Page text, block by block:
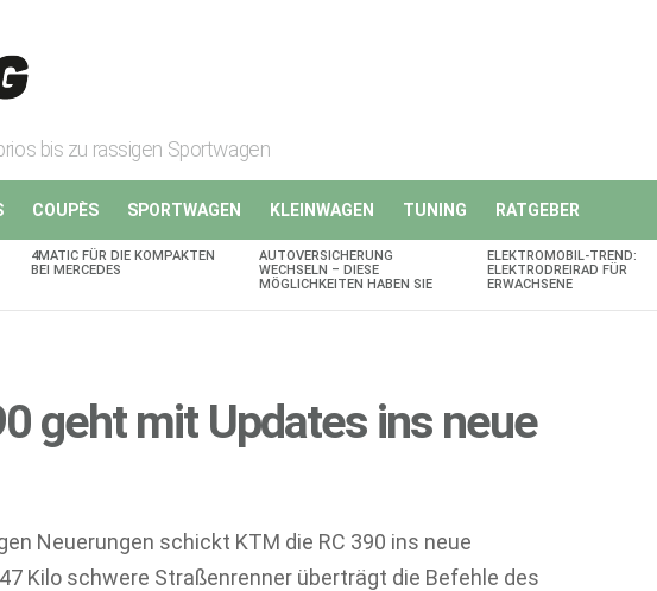
bis zu rassigen Sportwagen
COUPÈS SPORTWAGEN KLEINWAGEN TUNING RATGEBER
4MATIC FÜR DIE KOMPAKTEN
BEI MERCEDES
AUTOVERSICHERUNG
WECHSELN – DIESE
MÖGLICHKEITEN HABEN SIE
ELEKTROMOBIL-TREND:
ELEKTRODREIRAD FÜR
ERWACHSENE
geht mit Updates ins neue
Neuerungen schickt KTM die RC 390 ins neue
Kilo schwere Straßenrenner überträgt die Befehle des